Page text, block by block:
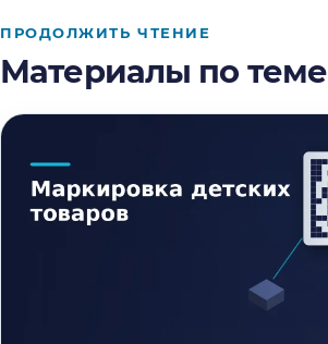
ПРОДОЛЖИТЬ ЧТЕНИЕ
Материалы по теме